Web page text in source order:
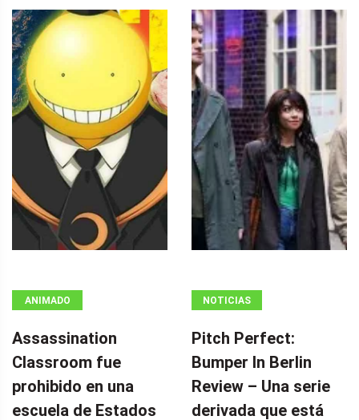
ANIMADO
Assassination
Classroom fue
prohibido en una
escuela de Estados
NOTICIAS
Pitch Perfect:
Bumper In Berlin
Review – Una serie
derivada que está